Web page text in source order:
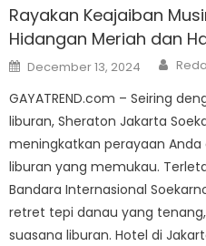
Rayakan Keajaiban
Hidangan Meriah dan
Posted
on
December 13, 2024
GAYATREND.com – Seiring
liburan, Sheraton Jakarta
meningkatkan perayaan
liburan yang memukau.
Bandara Internasional
retret tepi danau yang
suasana liburan. Hotel di